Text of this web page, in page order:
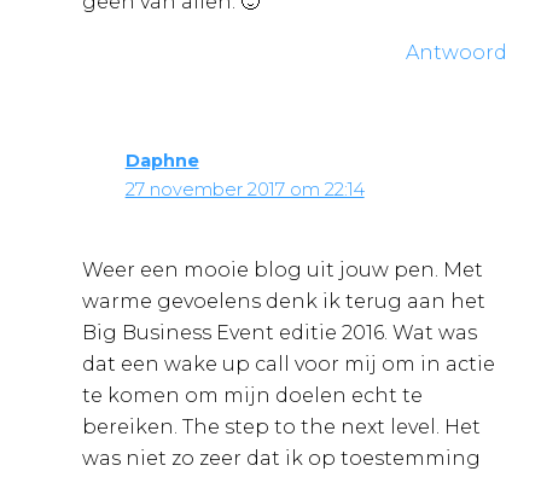
Antwoord
Daphne
27 november 2017 om 22:14
Weer een mooie blog uit jouw pen. Met
warme gevoelens denk ik terug aan het
Big Business Event editie 2016. Wat was
dat een wake up call voor mij om in actie
te komen om mijn doelen echt te
bereiken. The step to the next level. Het
was niet zo zeer dat ik op toestemming